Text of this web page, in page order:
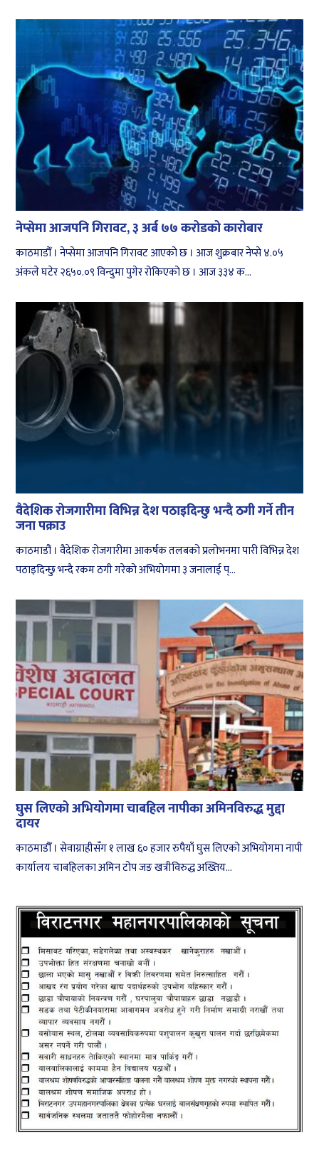
नेप्सेमा आजपनि गिरावट, ३ अर्ब ७७ करोडको कारोबार
काठमाडौँ । नेप्सेमा आजपनि गिरावट आएको छ । आज शुक्रबार नेप्से ४.०५
अंकले घटेर २६५०.०९ विन्दुमा पुगेर रोकिएको छ । आज ३३४ क...
वैदेशिक रोजगारीमा विभिन्न देश पठाइदिन्छु भन्दै ठगी गर्ने तीन
जना पक्राउ
काठमाडौं । वैदेशिक रोजगारीमा आकर्षक तलबको प्रलोभनमा पारी विभिन्न देश
पठाइदिन्छु भन्दै रकम ठगी गरेको अभियोगमा ३ जनालाई प्...
घुस लिएको अभियोगमा चाबहिल नापीका अमिनविरुद्ध मुद्दा
दायर
काठमाडौँ । सेवाग्राहीसँग १ लाख ६० हजार रुपैयाँ घुस लिएको अभियोगमा नापी
कार्यालय चाबहिलका अमिन टोप जङ खत्रीविरुद्ध अख्तिय...